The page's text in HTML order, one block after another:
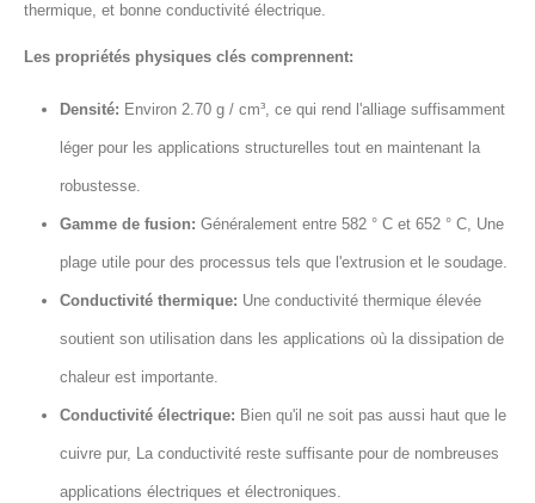
thermique, et bonne conductivité électrique.
Les propriétés physiques clés comprennent:
Densité: Environ 2.70 g / cm³, ce qui rend l'alliage suffisamment
léger pour les applications structurelles tout en maintenant la
robustesse.
Gamme de fusion: Généralement entre 582 ° C et 652 ° C, Une
plage utile pour des processus tels que l'extrusion et le soudage.
Conductivité thermique: Une conductivité thermique élevée
soutient son utilisation dans les applications où la dissipation de
chaleur est importante.
Conductivité électrique: Bien qu'il ne soit pas aussi haut que le
cuivre pur, La conductivité reste suffisante pour de nombreuses
applications électriques et électroniques.